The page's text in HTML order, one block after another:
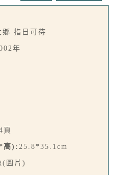
鄉 指日可待
年
頁
高): 25.8*35.1cm
(圖片)